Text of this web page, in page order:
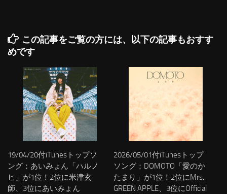
この記事をご覧の方には、以下の記事もおすす
めです
19/04/20付iTunesトップソ
ング：あいみょん「ハルノ
ヒ」が1位！2位に米津玄
師、3位にあいみょん
2026/05/01付iTunesトップ
ソング：DOMOTO「愛のか
たまり」が1位！2位にMrs.
GREEN APPLE、3位にOfficial